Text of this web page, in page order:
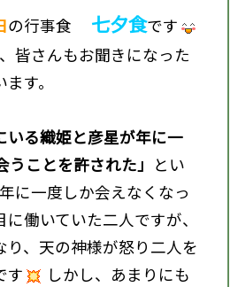
の行事食 七夕食です
皆さんもお聞きになった
す。
いる織姫と彦星が年に一
ことを許された」 とい
に一度しか会えなくなっ
働いていた二人ですが、
り、天の神様が怒り二人を
す
しかし、あまりにも